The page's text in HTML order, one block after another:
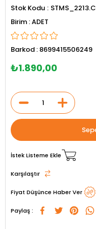
Stok Kodu
STMS_2213.C
ADET
Barkod : 8699415506249
₺1.890,00
İstek Listeme Ekle
Karşılaştır
Fiyat Düşünce Haber Ver
Paylaş :